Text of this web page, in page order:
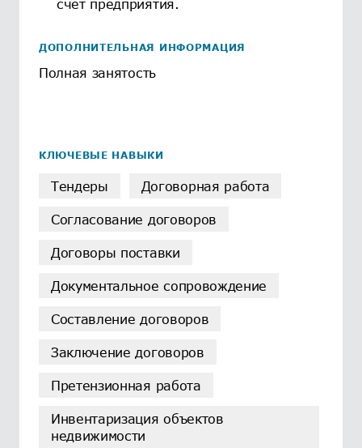
счет предприятия.
ДОПОЛНИТЕЛЬНАЯ ИНФОРМАЦИЯ
Полная занятость
КЛЮЧЕВЫЕ НАВЫКИ
Тендеры Договорная работа
Согласование договоров
Договоры поставки
Документальное сопровождение
Составление договоров
Заключение договоров
Претензионная работа
Инвентаризация объектов
недвижимости